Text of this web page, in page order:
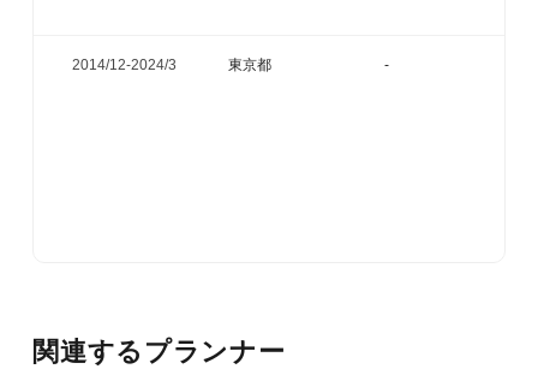
2014/12-2024/3 東京都 -
関連するプランナー